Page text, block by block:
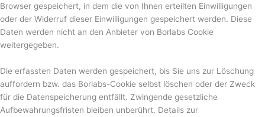
Browser gespeichert, in dem die von Ihnen erteilten Einwilligungen
oder der Widerruf dieser Einwilligungen gespeichert werden. Diese
Daten werden nicht an den Anbieter von Borlabs Cookie
weitergegeben.
Die erfassten Daten werden gespeichert, bis Sie uns zur Löschung
auffordern bzw. das Borlabs-Cookie selbst löschen oder der Zweck
für die Datenspeicherung entfällt. Zwingende gesetzliche
Aufbewahrungsfristen bleiben unberührt. Details zur